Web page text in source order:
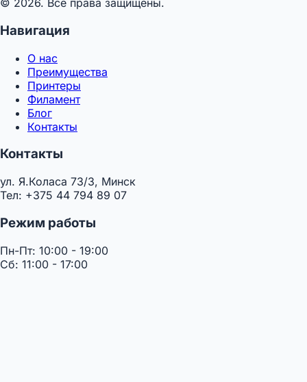
© 2026. Все права защищены.
Навигация
О нас
Преимущества
Принтеры
Филамент
Блог
Контакты
Контакты
ул. Я.Коласа 73/3, Минск
Тел: +375 44 794 89 07
Режим работы
Пн-Пт: 10:00 - 19:00
Сб: 11:00 - 17:00